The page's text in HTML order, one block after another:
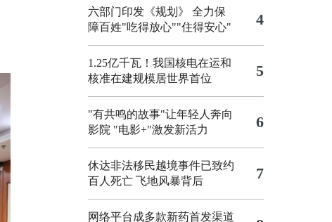
六部门印发《规划》 全力保
障百姓"吃得放心""住得安心"
4
1.25亿千瓦！我国核电在运和
核准在建规模居世界首位
5
"有共鸣的故事"让年轻人奔向
影院 "电影+"激发新活力 6
休达非法移民越境事件已致约
百人死亡 飞地风暴背后 7
网络平台成多款新药首发渠道